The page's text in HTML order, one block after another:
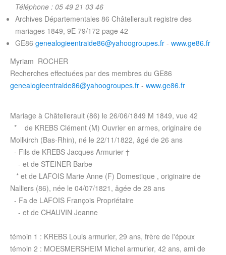
Téléphone : 05 49 21 03 46
Archives Départementales 86 Châtellerault registre des
mariages 1849, 9E 79/172 page 42
GE86 genealogieentraide86@yahoogroupes.fr - www.ge86.fr
Myriam ROCHER
Recherches effectuées par des membres du GE86
genealogieentraide86@yahoogroupes.fr - www.ge86.fr
Mariage à Châtellerault (86) le 26/06/1849 M 1849, vue 42
* de KREBS Clément (M) Ouvrier en armes, originaire de
Mollkirch (Bas-Rhin), né le 22/11/1822, âgé de 26 ans
- Fils de KREBS Jacques Armurier †
- et de STEINER Barbe
* et de LAFOIS Marie Anne (F) Domestique , originaire de
Nalliers (86), née le 04/07/1821, âgée de 28 ans
- Fa de LAFOIS François Propriétaire
- et de CHAUVIN Jeanne
témoin 1 : KREBS Louis armurier, 29 ans, frère de l'époux
témoin 2 : MOESMERSHEIM Michel armurier, 42 ans, ami de